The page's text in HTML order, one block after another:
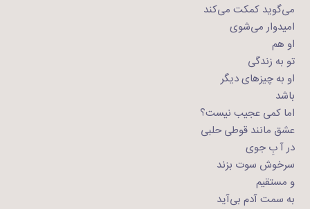
می‌گوید کمکت می‌کند
امیدوار می‌شوی
او هم
تو به زندگی
او به چیزهای دیگر
باشد
اما کمی عجیب نیست؟
عشق مانند قوطی حلبی
در آ بِ جوی
سرخوش سوت بزند
و مستقیم
به سمت آدم بی‌آید